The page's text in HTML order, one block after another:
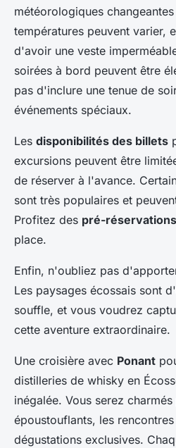
météorologiques
températures peuvent varier,
d'avoir une veste
soirées à bord peuvent être
pas d'inclure une tenue de
événements spéciaux.
Les disponibilités des billets
excursions peuvent être
de réserver à l'avance.
sont très populaires et
Profitez des pré-réservations
place.
Enfin, n'oubliez pas
Les paysages écossais sont
souffle, et vous voudrez
cette aventure extraordinaire.
Une croisière avec Ponant
distilleries de whisky en
inégalée. Vous serez
époustouflants, les
dégustations exclusives.